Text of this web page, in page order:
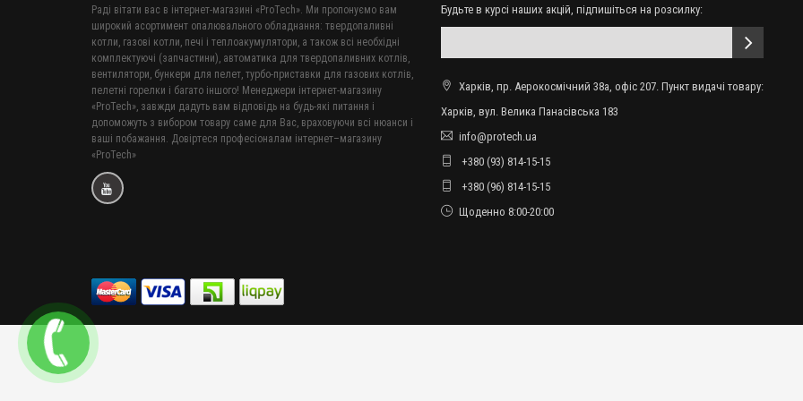
Раді вітати вас в інтернет-магазині «ProTech». Ми пропонуємо вам
широкий асортимент опалювального обладнання: твердопаливні
котли, газові котли, печі і теплоакумулятори, а також всі необхідні
комплектуючі (запчастини), автоматика для твердопаливних котлів,
вентилятори, бункери для пелет, турбо-приставки для газових котлів,
пелетні горелки і багато іншого! Менеджери інтернет-магазину
«ProTech», завжди дадуть вам відповідь на будь-які питання і
допоможуть з вибором товару саме для Вас, враховуючи всі нюанси і
ваші побажання. Довіртеся професіоналам інтернет–магазину
«ProTech»
Будьте в курсі наших акцій, підпишіться на розсилку:
Харків, пр. Аерокосмічний 38а, офіс 207. Пункт видачі товару:
Харків, вул. Велика Панасівська 183
info@protech.ua
+380 (93) 814-15-15
+380 (96) 814-15-15
Щоденно 8:00-20:00